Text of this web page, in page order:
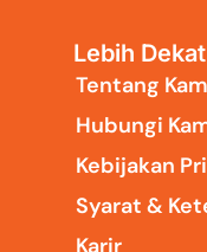
Lebih Dekat
Tentang
Hubungi
Kebijakan
Syarat &
Karir